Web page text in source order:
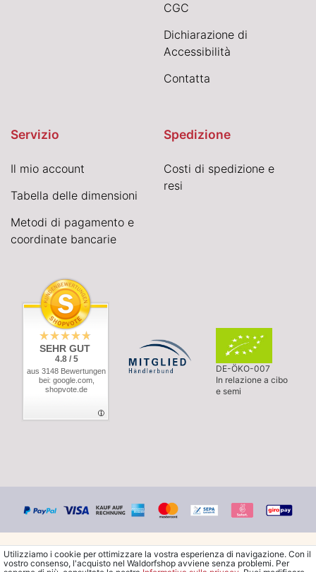
CGC
Dichiarazione di
Accessibilità
Contatta
Servizio
Il mio account
Tabella delle dimensioni
Metodi di pagamento e
coordinate bancarie
Spedizione
Costi di spedizione e
resi
SEHR GUT
4.8 / 5
aus 3148 Bewertungen
bei: google.com,
shopvote.de
DE-ÖKO-007
In relazione a cibo
e semi
Utilizziamo i cookie per ottimizzare la vostra esperienza di navigazione. Con il
vostro consenso, l'acquisto nel Waldorfshop avviene senza problemi. Per